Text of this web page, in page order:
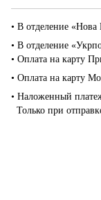
• В отделение
• В отделение
• Оплата на карту
• Оплата на карту
• Наложенный
Только при